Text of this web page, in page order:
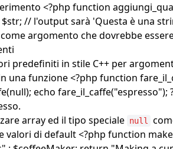
<?php function
// l'output sarà 'Questa è una
argomento che dovrebbe
predefiniti in stile C++ per
una funzione <?php function
echo
array ed il tipo speciale null
di default <?php function